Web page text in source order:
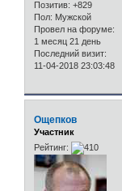
Позитив: +829
Пол: Мужской
Провел на форуме:
1 месяц 21 день
Последний визит:
11-04-2018 23:03:48
Ощепков
Участник
Рейтинг: